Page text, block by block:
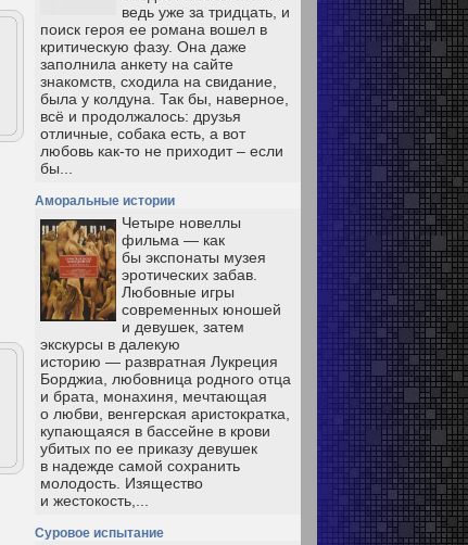
ведь уже за тридцать, и
поиск героя ее романа вошел в
критическую фазу. Она даже
заполнила анкету на сайте
знакомств, сходила на свидание,
была у колдуна. Так бы, наверное,
всё и продолжалось: друзья
отличные, собака есть, а вот
любовь как-то не приходит – если
бы...
Аморальные истории
Четыре новеллы
фильма — как
бы экспонаты музея
эротических забав.
Любовные игры
современных юношей
и девушек, затем
экскурсы в далекую
историю — развратная Лукреция
Борджиа, любовница родного отца
и брата, монахиня, мечтающая
о любви, венгерская аристократка,
купающаяся в бассейне в крови
убитых по ее приказу девушек
в надежде самой сохранить
молодость. Изящество
и жестокость,...
Суровое испытание